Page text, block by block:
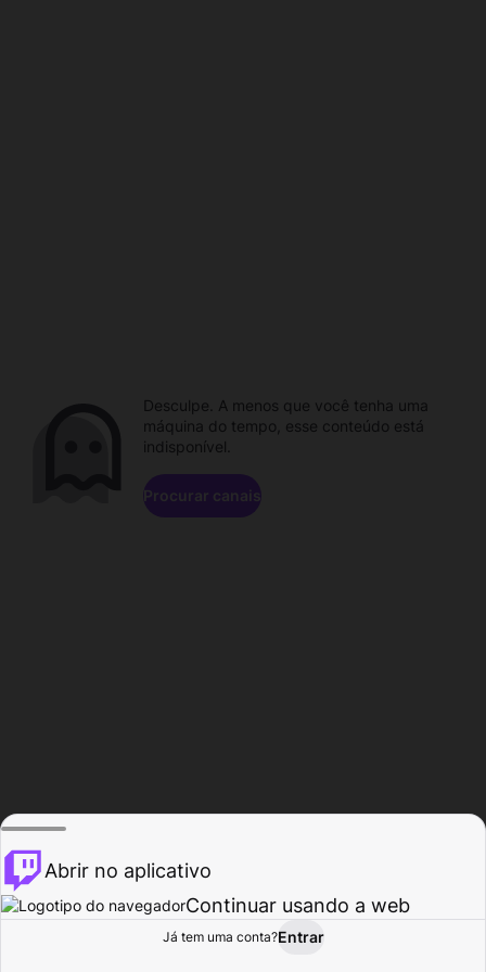
Procurar Atividade
Desculpe. A menos que você tenha uma
máquina do tempo, esse conteúdo está
indisponível.
Procurar canais
Abrir no aplicativo
Continuar usando a web
Já tem uma conta?Entrar